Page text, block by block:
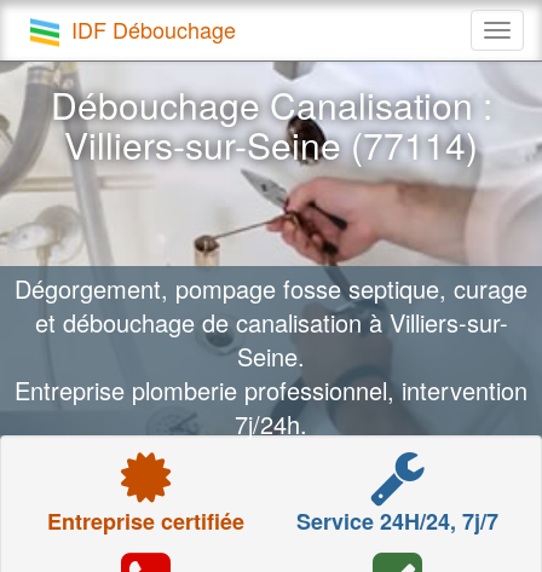
IDF Débouchage
Débouchage Canalisation :
Villiers-sur-Seine (77114)
Dégorgement, pompage fosse septique, curage
et débouchage de canalisation à Villiers-sur-
Seine.
Entreprise plomberie professionnel, intervention
7j/24h.
Entreprise certifiée Service 24H/24, 7j/7